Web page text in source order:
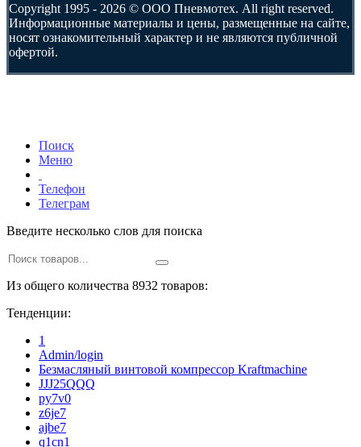
Copyright 1995 - 2026 © ООО Пневмотех. All right reserved.
Информационные материалы и цены, размещенные на сайте,
носят ознакомительный характер и не являются публичной
офертой.
Поиск
Меню
Телефон
Телеграм
Введите несколько слов для поиска
Из общего количества 8932 товаров:
Тенденции:
1
Admin/login
Безмасляный винтовой компрессор Kraftmaсhine
JJJ25QQQ
py7v0
z6je7
ajbe7
q1cn1